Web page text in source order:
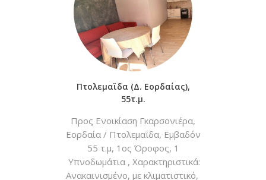
Πτολεμαϊδα (Δ. Εορδαίας),
55τ.μ.
Προς Ενοικίαση Γκαρσονιέρα,
Εορδαία / Πτολεμαΐδα, Εμβαδόν
55 τ.μ, 1ος Όροφος, 1
Υπνοδωμάτια , Χαρακτηριστικά:
Ανακαινισμένο, με κλιματιστικό,